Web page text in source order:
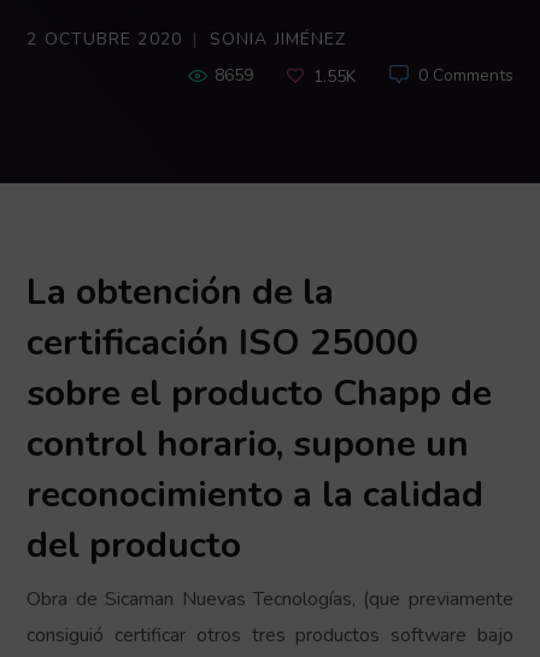
2 OCTUBRE 2020
SONIA JIMÉNEZ
0 Comments
8659 1.55K
La obtención de la
certificación ISO 25000
sobre el producto Chapp de
control horario, supone un
reconocimiento a la calidad
del producto
Obra de Sicaman Nuevas Tecnologías, (que previamente
consiguió certificar otros tres productos software bajo